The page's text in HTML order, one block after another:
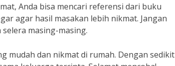
Anda bisa mencari referensi dari buku
agar hasil masakan lebih nikmat. Jangan
masing-masing.
mudah dan nikmat di rumah. Dengan sedikit